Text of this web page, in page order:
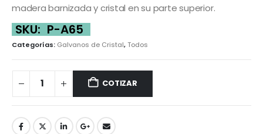
madera barnizada y cristal en su parte superior.
SKU: P-A65
Categorías: Galvanos de Cristal,Todos
COTIZAR